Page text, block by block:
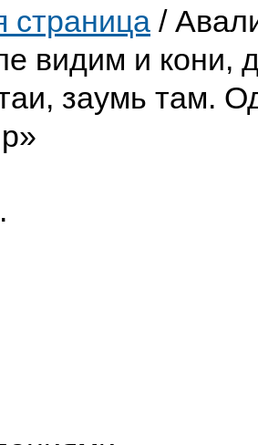
страница /
видим и кони,
заумь там.